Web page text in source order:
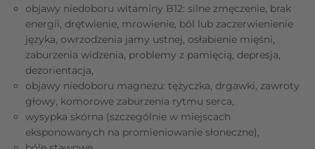
objawy niedoboru witaminy B12: silne zmęczenie, brak
energii, drętwienie, mrowienie, ból lub zaczerwienienie
języka, owrzodzenia jamy ustnej, osłabienie mięśni,
zaburzenia widzenia, problemy z pamięcią, depresja,
dezorientacja,
objawy niedoboru magnezu: tężyczka, drgawki, zawroty
głowy, komorowe zaburzenia rytmu serca,
wysypka skórna (szczególnie w miejscach
eksponowanych na promieniowanie słoneczne),